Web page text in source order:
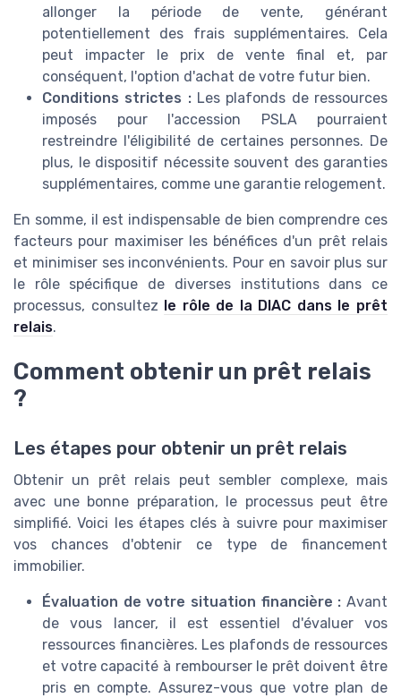
allonger la période de vente, générant
potentiellement des frais supplémentaires. Cela
peut impacter le prix de vente final et, par
conséquent, l'option d'achat de votre futur bien.
Conditions strictes :Les plafonds de ressources
imposés pour l'accession PSLA pourraient
restreindre l'éligibilité de certaines personnes. De
plus, le dispositif nécessite souvent des garanties
supplémentaires, comme une garantie relogement.
En somme, il est indispensable de bien comprendre ces
facteurs pour maximiser les bénéfices d'un prêt relais
et minimiser ses inconvénients. Pour en savoir plus sur
le rôle spécifique de diverses institutions dans ce
processus, consultez le rôle de la DIAC dans le prêt
relais.
Comment obtenir un prêt relais
?
Les étapes pour obtenir un prêt relais
Obtenir un prêt relais peut sembler complexe, mais
avec une bonne préparation, le processus peut être
simplifié. Voici les étapes clés à suivre pour maximiser
vos chances d'obtenir ce type de financement
immobilier.
Évaluation de votre situation financière : Avant
de vous lancer, il est essentiel d'évaluer vos
ressources financières. Les plafonds de ressources
et votre capacité à rembourser le prêt doivent être
pris en compte. Assurez-vous que votre plan de